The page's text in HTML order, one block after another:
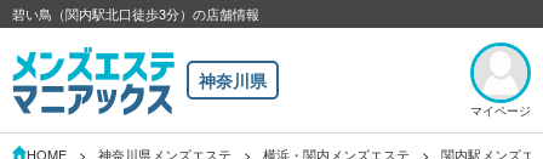
碧い鳥（関内駅北口徒歩3分）の店舗情報
神奈川県
マイページ
HOME 神奈川県メンズエステ 横浜・関内メンズエステ 関内駅メンズエ